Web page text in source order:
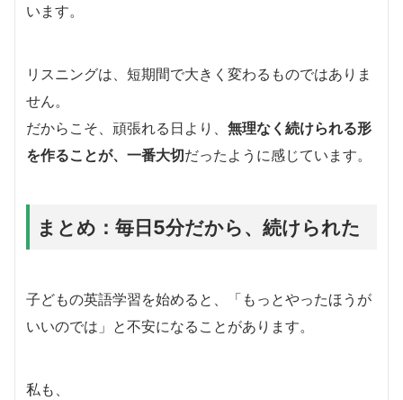
います。
リスニングは、短期間で大きく変わるものではありま
せん。
だからこそ、頑張れる日より、 無理なく続けられる形
を作ることが、一番大切だったように感じています。
まとめ：毎日5分だから、続けられた
子どもの英語学習を始めると、「もっとやったほうが
いいのでは」と不安になることがあります。
私も、